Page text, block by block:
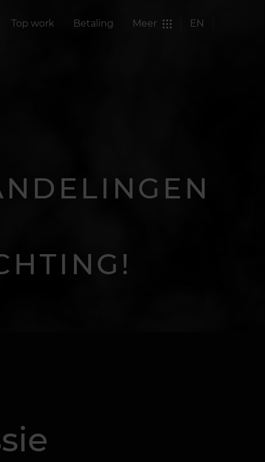
Top work Betaling Meer EN